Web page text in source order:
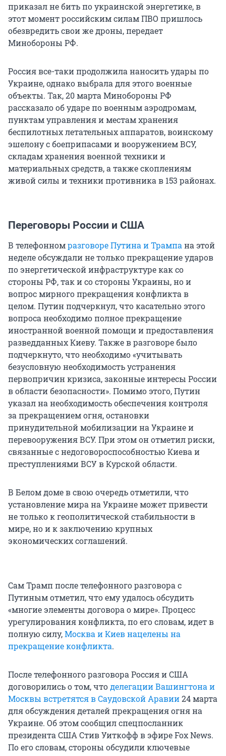
приказал не бить по украинской энергетике, в
этот момент российским силам ПВО пришлось
обезвредить свои же дроны, передает
Минобороны РФ.
Россия все-таки продолжила наносить удары по
Украине, однако выбрала для этого военные
объекты. Так, 20 марта Минобороны РФ
рассказало об ударе по военным аэродромам,
пунктам управления и местам хранения
беспилотных летательных аппаратов, воинскому
эшелону с боеприпасами и вооружением ВСУ,
складам хранения военной техники и
материальных средств, а также скоплениям
живой силы и техники противника в 153 районах.
Переговоры России и США
В телефонномразговоре Путина и Трампа на этой
неделе обсуждали не только прекращение ударов
по энергетической инфраструктуре как со
стороны РФ, так и со стороны Украины, но и
вопрос мирного прекращения конфликта в
целом. Путин подчеркнул, что касательно этого
вопроса необходимо полное прекращение
иностранной военной помощи и предоставления
разведданных Киеву. Также в разговоре было
подчеркнуто, что необходимо «учитывать
безусловную необходимость устранения
первопричин кризиса, законные интересы России
в области безопасности». Помимо этого, Путин
указал на необходимость обеспечения контроля
за прекращением огня, остановки
принудительной мобилизации на Украине и
перевооружения ВСУ. При этом он отметил риски,
связанные с недоговороспособностью Киева и
преступлениями ВСУ в Курской области.
В Белом доме в свою очередь отметили, что
установление мира на Украине может привести
не только к геополитической стабильности в
мире, но и к заключению крупных
экономических соглашений.
Сам Трамп после телефонного разговора с
Путиным отметил, что ему удалось обсудить
«многие элементы договора о мире». Процесс
урегулирования конфликта, по его словам, идет в
полную силу,Москва и Киев нацелены на
прекращение конфликта.
После телефонного разговора Россия и США
договорились о том, чтоделегации Вашингтона и
Москвы встретятся в Саудовской Аравии24 марта
для обсуждения деталей прекращения огня на
Украине. Об этом сообщил спецпосланник
президента США Стив Уиткофф в эфире Fox News.
По его словам, стороны обсудили ключевые